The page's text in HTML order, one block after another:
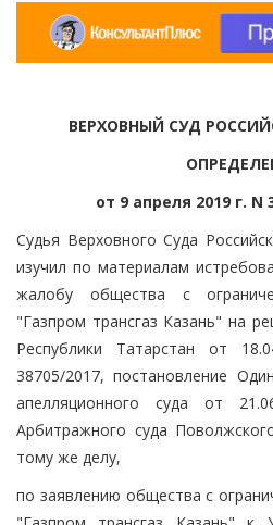
ВЕРХОВНЫЙ СУД
от 9 апреля 2019 г. N
Судья Верховного Суда
изучил по материалам
жалобу общества с
"Газпром трансгаз Казань" на
Республики Татарстан от
38705/2017, постановление
апелляционного суда от
Арбитражного суда
тому же делу,
по заявлению общества с